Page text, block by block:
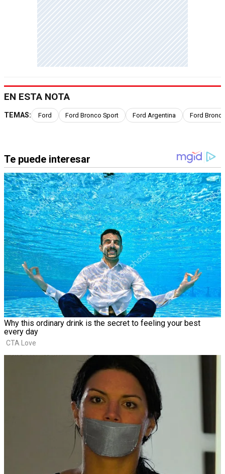
EN ESTA NOTA
TEMAS: Ford Ford Bronco Sport Ford Argentina Ford